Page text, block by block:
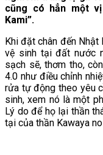
cũng có hẳn một
Kami”.
Khi đặt chân đến Nhật
vệ sinh tại đất nước
sạch sẽ, thơm tho,
4.0 như điều chỉnh
rửa tự động theo yêu
sinh, xem nó là một
Lý do để họ lại thần
tại của thần Kawaya